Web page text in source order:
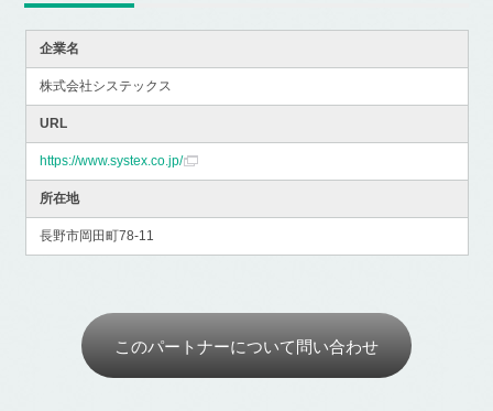
企業名
株式会社システックス
URL
https://www.systex.co.jp/
所在地
長野市岡田町78-11
このパートナーについて問い合わせ